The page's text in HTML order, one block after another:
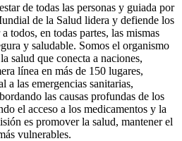
de todas las personas y guiada por
de la Salud lidera y defiende los
todos, en todas partes, las mismas
y saludable. Somos el organismo
salud que conecta a naciones,
línea en más de 150 lugares,
a las emergencias sanitarias,
las causas profundas de los
el acceso a los medicamentos y la
es promover la salud, mantener el
vulnerables.